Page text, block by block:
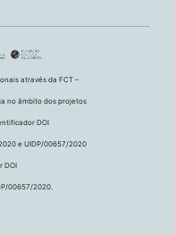
através da FCT –
no âmbito dos projetos
DOI
e UIDP/00657/2020
DOI
00657/2020.